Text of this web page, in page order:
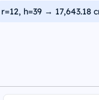
r=12, h=39 → 17,643.18